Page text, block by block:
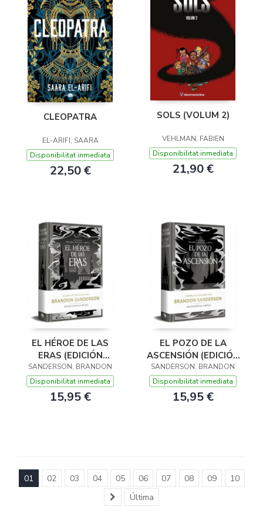
CLEOPATRA
EL-ARIFI, SAARA
Disponibilitat inmediata
22,50 €
SOLS (VOLUM 2)
VEHLMAN, FABIEN
Disponibilitat inmediata
21,90 €
EL HÉROE DE LAS
ERAS (EDICIÓN
LIMITADA) (TRILOGÍA
ORIGINAL MISTBORN
3)
SANDERSON, BRANDON
Disponibilitat inmediata
15,95 €
EL POZO DE LA
ASCENSIÓN (EDICIÓN
LIMITADA) (TRILOGÍA
ORIGINAL MISTBORN
2)
SANDERSON, BRANDON
Disponibilitat inmediata
15,95 €
01 02 03 04 05 06 07 08 09
10
Última